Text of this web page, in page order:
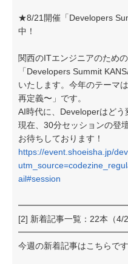
★8/21開催「Developers
中！
関西のITエンジニアのため
「Developers Summit
いたします。今年のテーマ
再定義〜」です。
AI時代に、Developerはどう
現在、30分セッションの登
お待ちしております！
https://event.shoeisha.jp/
ail#session
[2] 新着記事一覧：22本（4/
今週の新着記事はこちらです